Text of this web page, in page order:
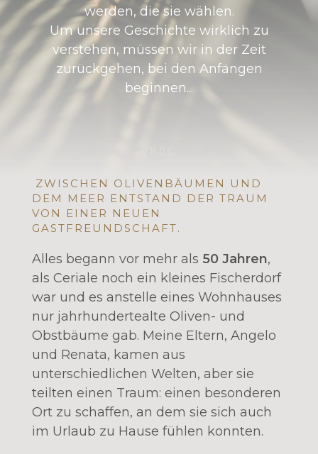
werden, die sie wählen.
Um unsere Geschichte wirklich zu
verstehen, müssen wir in der Zeit
zurückgehen, bei den Anfängen
beginnen...
ZWISCHEN OLIVENBÄUMEN UND
DEM MEER ENTSTAND DER TRAUM
VON EINER NEUEN
GASTFREUNDSCHAFT.
Alles begann vor mehr als 50 Jahren,
als Ceriale noch ein kleines Fischerdorf
war und es anstelle eines Wohnhauses
nur jahrhundertealte Oliven- und
Obstbäume gab. Meine Eltern, Angelo
und Renata, kamen aus
unterschiedlichen Welten, aber sie
teilten einen Traum: einen besonderen
Ort zu schaffen, an dem sie sich auch
im Urlaub zu Hause fühlen konnten.